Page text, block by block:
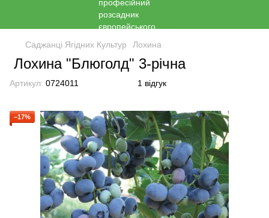
Саджанці Ягідних Культур Лохина
Лохина "Блюголд" 3-річна
Артикул: 0724011 1 відгук
−17%